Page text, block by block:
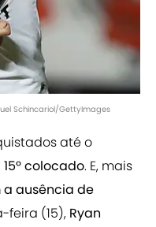
Schincariol/GettyImages
até o
colocado. E, mais
ausência de
feira (15), Ryan